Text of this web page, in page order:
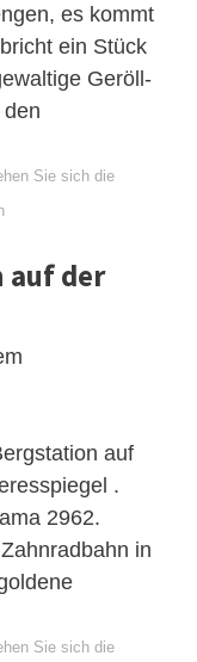
es kommt
ein Stück
Geröll-
Sie sich die
auf der
auf
.
2962.
in
Sie sich die